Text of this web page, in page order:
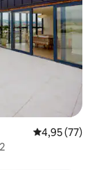
Средна
4,95 (77)